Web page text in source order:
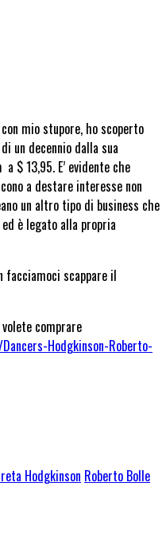
mio stupore, ho scoperto
un decennio dalla sua
a $ 13,95. E’ evidente che
a destare interesse non
un altro tipo di business che
è legato alla propria
facciamoci scappare il
comprare
Hodgkinson-Roberto-
Hodgkinson Roberto Bolle